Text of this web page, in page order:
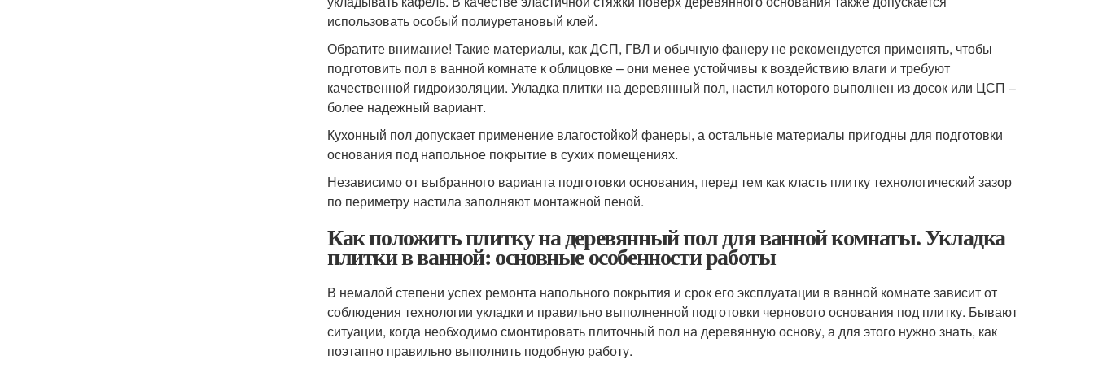
использовать особый полиуретановый клей.
Обратите внимание! Такие материалы, как ДСП, ГВЛ и обычную фанеру не рекомендуется применять, чтобы
подготовить пол в ванной комнате к облицовке – они менее устойчивы к воздействию влаги и требуют
качественной гидроизоляции. Укладка плитки на деревянный пол, настил которого выполнен из досок или ЦСП –
более надежный вариант.
Кухонный пол допускает применение влагостойкой фанеры, а остальные материалы пригодны для подготовки
основания под напольное покрытие в сухих помещениях.
Независимо от выбранного варианта подготовки основания, перед тем как класть плитку технологический зазор
по периметру настила заполняют монтажной пеной.
Как положить плитку на деревянный пол для ванной комнаты. Укладка
плитки в ванной: основные особенности работы
В немалой степени успех ремонта напольного покрытия и срок его эксплуатации в ванной комнате зависит от
соблюдения технологии укладки и правильно выполненной подготовки чернового основания под плитку. Бывают
ситуации, когда необходимо смонтировать плиточный пол на деревянную основу, а для этого нужно знать, как
поэтапно правильно выполнить подобную работу.